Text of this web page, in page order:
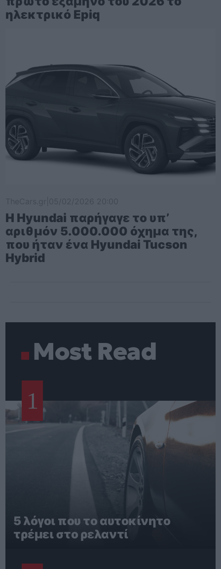
ηλεκτρικό Epiq
Η Hyundai παρήγαγε το υπ’
αριθμόν 5.000.000 όχημα της,
που ήταν ένα Hyundai Tucson
Hybrid
Most Read
1
5 λόγοι που το αυτοκίνητο
τρέμει στο ρελαντί